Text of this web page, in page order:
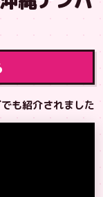
も紹介されました